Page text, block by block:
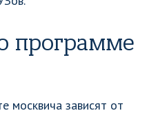
программе
москвича зависят от